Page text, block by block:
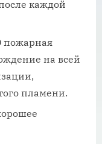
каждой
пожарная
на всей
пламени.